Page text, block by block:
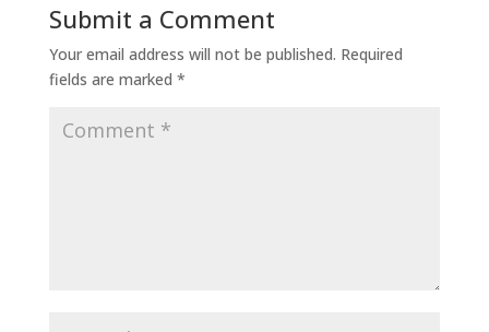
Submit a Comment
Your email address will not be published. Required
fields are marked *